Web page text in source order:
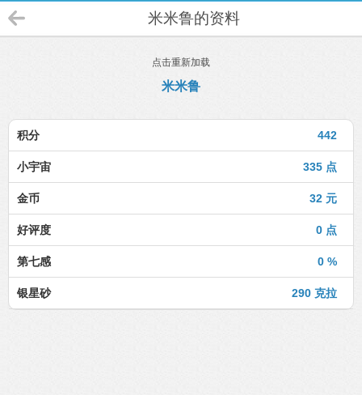
米米鲁的资料
点击重新加载
米米鲁
442
积分
335 点
小宇宙
32 元
金币
0 点
好评度
0 %
第七感
290 克拉
银星砂